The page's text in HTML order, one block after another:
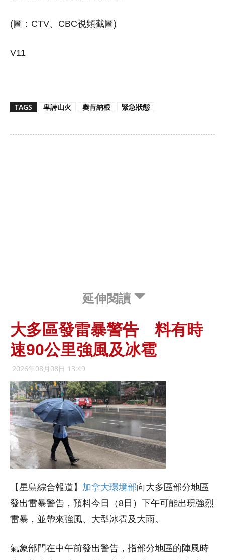
(圖：CTV、CBC視頻截圖)
V11
TAGS 卑詩山火 奧肯納根 緊急狀態
延伸閱讀
大多區發雷暴警告 料有時
速90公里強風及冰雹
2026年08月08日 13:49
【星島綜合報道】 加拿大環境部向大多區部分地區
發出雷暴警告，預料今日（8日）下午可能出現強烈
雷暴，並帶來強風、大型冰雹及大雨。
氣象部門在中午前發出警告，指部分地區的陣風時